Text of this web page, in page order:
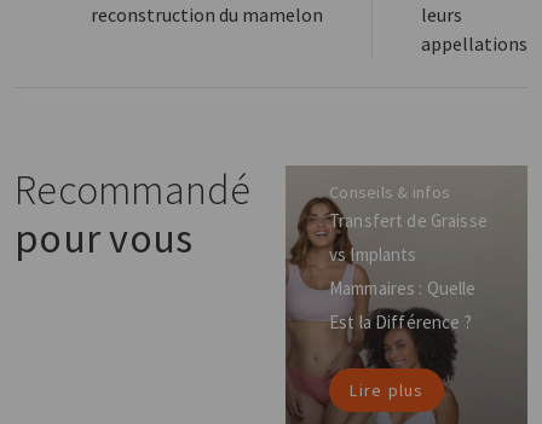
reconstruction du mamelon
leurs
appellations
Recommandé
pour vous
Conseils & infos
Transfert de Graisse
vs Implants
Mammaires : Quelle
Est la Différence ?
Lire plus